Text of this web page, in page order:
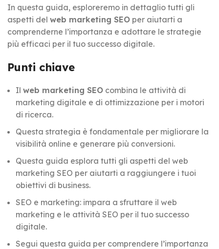
In questa guida, esploreremo in dettaglio tutti gli
aspetti del web marketing SEO per aiutarti a
comprenderne l’importanza e adottare le strategie
più efficaci per il tuo successo digitale.
Punti chiave
Il web marketing SEO combina le attività di
marketing digitale e di ottimizzazione per i motori
di ricerca.
Questa strategia è fondamentale per migliorare la
visibilità online e generare più conversioni.
Questa guida esplora tutti gli aspetti del web
marketing SEO per aiutarti a raggiungere i tuoi
obiettivi di business.
SEO e marketing: impara a sfruttare il web
marketing e le attività SEO per il tuo successo
digitale.
Segui questa guida per comprendere l’importanza